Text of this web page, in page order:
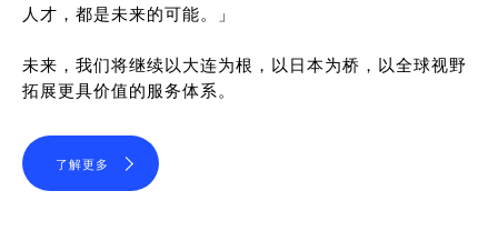
人才，都是未来的可能。」
未来，我们将继续以大连为根，以日本为桥，以全球视野
拓展更具价值的服务体系。
了解更多